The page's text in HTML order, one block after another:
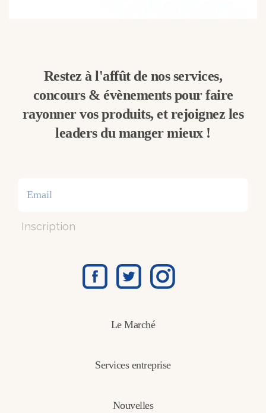
Restez à l'affût de nos services,
concours & évènements pour faire
rayonner vos produits, et rejoignez les
leaders du manger mieux !
Inscription
Le Marché
Services entreprise
Nouvelles